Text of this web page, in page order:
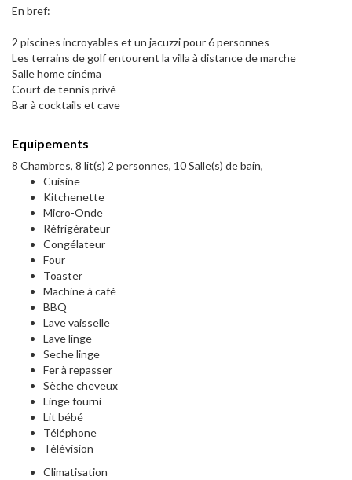
En bref:
2 piscines incroyables et un jacuzzi pour 6 personnes
Les terrains de golf entourent la villa à distance de marche
Salle home cinéma
Court de tennis privé
Bar à cocktails et cave
Equipements
8 Chambres, 8 lit(s) 2 personnes, 10 Salle(s) de bain,
Cuisine
Kitchenette
Micro-Onde
Réfrigérateur
Congélateur
Four
Toaster
Machine à café
BBQ
Lave vaisselle
Lave linge
Seche linge
Fer à repasser
Sèche cheveux
Linge fourni
Lit bébé
Téléphone
Télévision
Climatisation